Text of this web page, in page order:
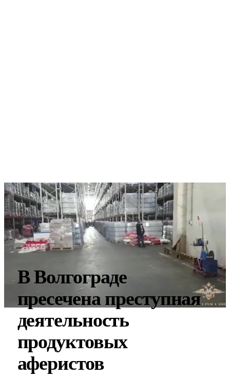
В Волгограде
пресечена преступная
деятельность
продуктовых
аферистов